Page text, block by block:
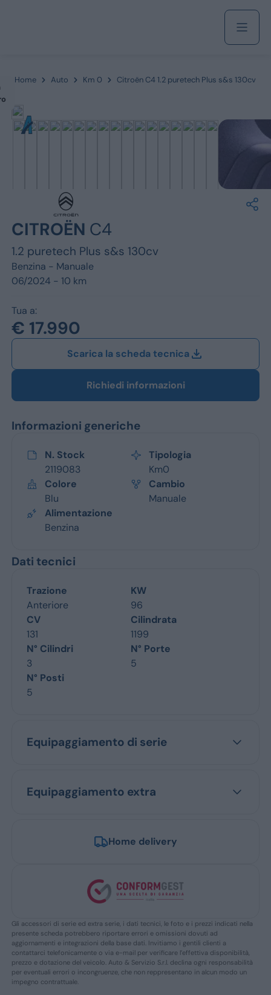
Acquista
Azienda
Renault
Ford
Home Auto Km 0 Citroën C4 1.2 puretech Plus s&s 130cv
CITROËN C4
1.2 puretech Plus s&s 130cv
Benzina - Manuale
06/2024 - 10 km
Tua a:
€ 17.990
Scarica la scheda tecnica
Richiedi informazioni
Informazioni generiche
N. Stock
2119083
Tipologia
Km0
Colore
Blu
Cambio
Manuale
Alimentazione
Benzina
Dati tecnici
Trazione
Anteriore
KW
96
CV
131
Cilindrata
1199
N° Cilindri
3
N° Porte
5
N° Posti
5
Equipaggiamento di serie
Equipaggiamento extra
Home delivery
Gli accessori di serie ed extra serie, i dati tecnici, le foto e i prezzi indicati nella
presente scheda potrebbero riportare errori e omissioni dovuti ad
aggiornamenti e integrazioni della base dati. Invitiamo i gentili clienti a
contattarci telefonicamente o via e-mail per verificare l’effettiva disponibilità,
prezzo e dotazione del veicolo. Auto & Servizio S.r.l. declina ogni responsabilità
per eventuali errori o incongruenze, che non reppresentano in alcun modo un
impegno contrattuale.